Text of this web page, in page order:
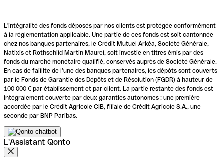
L'intégralité des fonds déposés par nos clients est protégée conformément
à la réglementation applicable. Une partie de ces fonds est soit cantonnée
chez nos banques partenaires, le Crédit Mutuel Arkéa, Société Générale,
Natixis et Rothschild Martin Maurel, soit investie en titres émis par des
fonds du marché monétaire qualifié, conservés auprès de Société Générale.
En cas de faillite de l’une des banques partenaires, les dépôts sont couverts
par le Fonds de Garantie des Dépôts et de Résolution (FGDR) à hauteur de
100 000 € par établissement et par client. La partie restante des fonds est
intégralement couverte par deux garanties autonomes : une première
accordée par le Crédit Agricole CIB, filiale de Crédit Agricole S.A., une
seconde par BNP Paribas.
L'Assistant Qonto